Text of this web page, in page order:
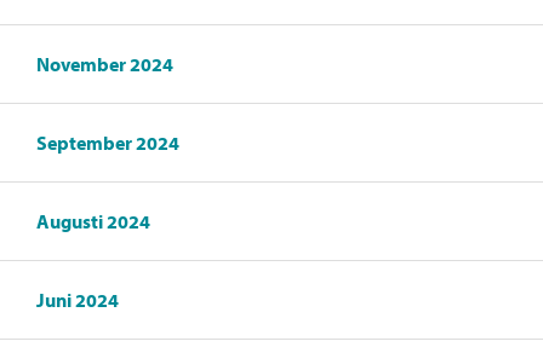
November 2024
September 2024
Augusti 2024
Juni 2024